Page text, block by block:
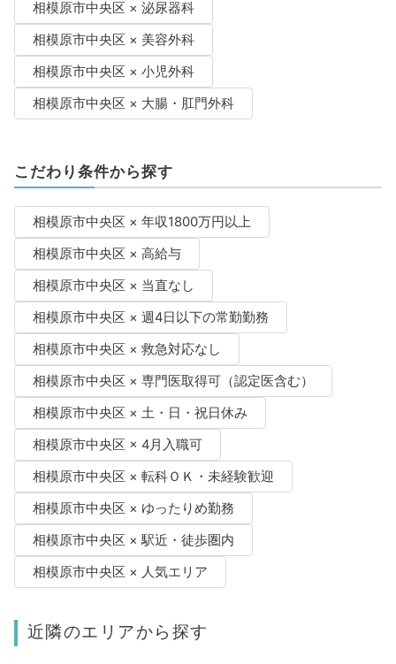
相模原市中央区 × 泌尿器科
相模原市中央区 × 美容外科
相模原市中央区 × 小児外科
相模原市中央区 × 大腸・肛門外科
こだわり条件から探す
相模原市中央区 × 年収1800万円以上
相模原市中央区 × 高給与
相模原市中央区 × 当直なし
相模原市中央区 × 週4日以下の常勤勤務
相模原市中央区 × 救急対応なし
相模原市中央区 × 専門医取得可（認定医含む）
相模原市中央区 × 土・日・祝日休み
相模原市中央区 × 4月入職可
相模原市中央区 × 転科ＯＫ・未経験歓迎
相模原市中央区 × ゆったりめ勤務
相模原市中央区 × 駅近・徒歩圏内
相模原市中央区 × 人気エリア
近隣のエリアから探す